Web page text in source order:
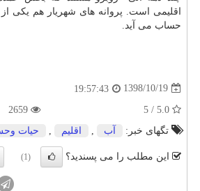
اقلیمی است. پروانه های شهریار هم یكی از
حساب می آید.
1398/10/19
19:57:43
تگهای خبر:
آب اقلیم حیات
این مطلب را می پسندید؟ (1)